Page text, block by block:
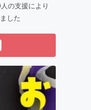
人の支援により
した